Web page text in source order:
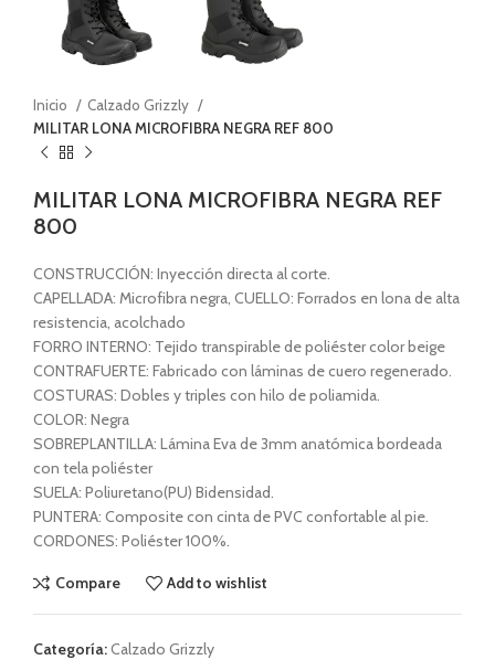
Inicio
Calzado Grizzly
MILITAR LONA MICROFIBRA NEGRA REF 800
MILITAR LONA MICROFIBRA NEGRA REF
800
CONSTRUCCIÓN: Inyección directa al corte.
CAPELLADA: Microfibra negra, CUELLO: Forrados en lona de alta
resistencia, acolchado
FORRO INTERNO: Tejido transpirable de poliéster color beige
CONTRAFUERTE: Fabricado con láminas de cuero regenerado.
COSTURAS: Dobles y triples con hilo de poliamida.
COLOR: Negra
SOBREPLANTILLA: Lámina Eva de 3mm anatómica bordeada
con tela poliéster
SUELA: Poliuretano(PU) Bidensidad.
PUNTERA: Composite con cinta de PVC confortable al pie.
CORDONES: Poliéster 100%.
Compare Add to wishlist
Categoría:Calzado Grizzly